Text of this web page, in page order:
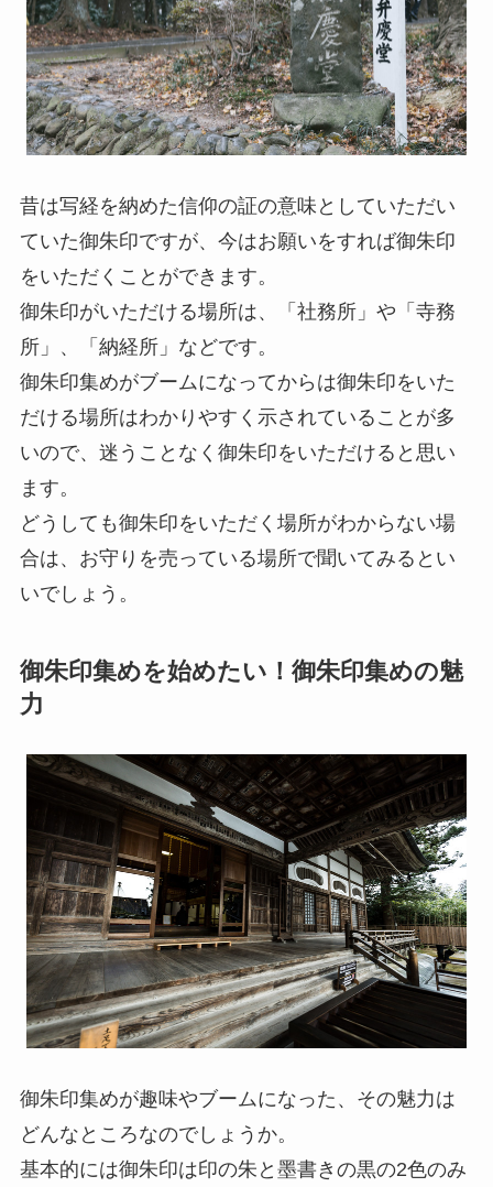
昔は写経を納めた信仰の証の意味としていただい
ていた御朱印ですが、今はお願いをすれば御朱印
をいただくことができます。
御朱印がいただける場所は、「社務所」や「寺務
所」、「納経所」などです。
御朱印集めがブームになってからは御朱印をいた
だける場所はわかりやすく示されていることが多
いので、迷うことなく御朱印をいただけると思い
ます。
どうしても御朱印をいただく場所がわからない場
合は、お守りを売っている場所で聞いてみるとい
いでしょう。
御朱印集めを始めたい！御朱印集めの魅
力
御朱印集めが趣味やブームになった、その魅力は
どんなところなのでしょうか。
基本的には御朱印は印の朱と墨書きの黒の2色のみ